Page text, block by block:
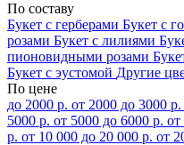
По составу
Букет с герберами Букет с
розами Букет с лилиями
пионовидными розами
Букет с эустомой Другие
По цене
до 2000 р. от 2000 до 3000 р.
5000 р. от 5000 до 6000 р. от
р. от 10 000 до 20 000 р. от